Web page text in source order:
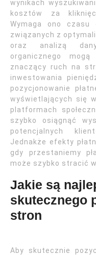
wynikach
kosztów za
Wymaga ono czasu
związanych z
oraz analizą
organicznego
znaczący ruch na
inwestowania
pozycjonowanie
wyświetlających się
platformach
szybko osiągnąć
potencjalnych
Jednakże efekty
gdy przestaniemy
może szybko stracić
Jakie są
skutecznego
stron
Aby skutecznie